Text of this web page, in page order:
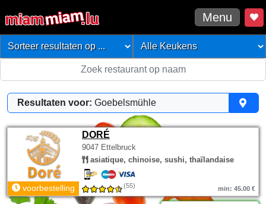
Menu
Resultaten voor: Goebelsmühle
DORÉ
9047 Ettelbruck
asiatique, chinoise, sushi, thaïlandaise
voorbestelling (55) min: 45.00 €